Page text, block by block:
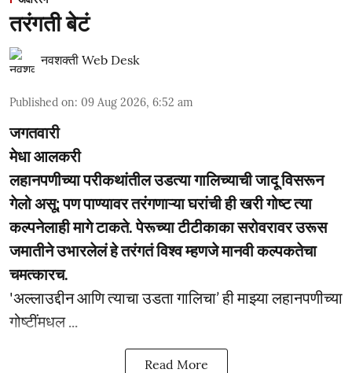
तरंगती बेटं
नवशक्ती Web Desk
Published on: 09 Aug 2026, 6:52 am
जगतवारी
मेधा आलकरी
लहानपणीच्या परीकथांतील उडत्या गालिच्याची जादू विसरून
गेलो असू; पण पाण्यावर तरंगणाऱ्या घरांची ही खरी गोष्ट त्या
कल्पनेलाही मागे टाकते. पेरूच्या टीटीकाका सरोवरावर उरूस
जमातीने उभारलेलं हे तरंगतं विश्व म्हणजे मानवी कल्पकतेचा
चमत्कारच.
'अल्लाउद्दीन आणि त्याचा उडता गालिचा’ ही माझ्या लहानपणीच्या
गोष्टींमधल ...
Read More